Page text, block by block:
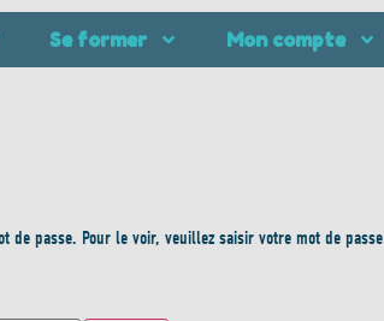
Se former Mon compte
de passe. Pour le voir, veuillez saisir votre mot de passe